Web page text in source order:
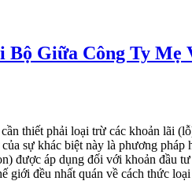
Giữa Công Ty Mẹ
thiết phải loại trừ các khoản lãi
sự khác biệt này là phương
được áp dụng đối với khoản
đều nhất quán về cách thức